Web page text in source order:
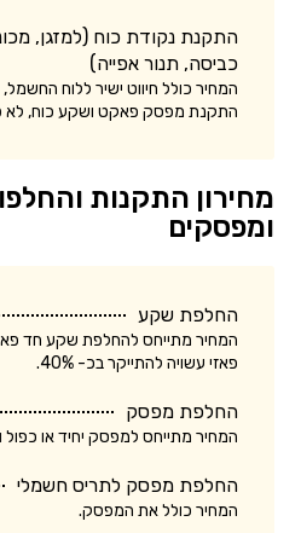
התקנת נקודת כוח (למזגן,
כביסה, תנור אפייה)
המחיר כולל חיווט ישיר ללוח
התקנת מפסק פאקט ושקע כוח, לא
מחירון התקנות
ומפסקים
החלפת שקע
המחיר מתייחס להחלפת שקע חד
פאזי עשויה להתייקר בכ- 40%.
החלפת מפסק
המחיר מתייחס למפסק יחיד או
החלפת מפסק לתריס חשמלי
המחיר כולל את המפסק.